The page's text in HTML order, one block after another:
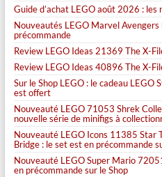
Guide d’achat LEGO août 2026 : les
Nouveautés LEGO Marvel
précommande
Review LEGO Ideas 21369 The X-
Review LEGO Ideas 40896 The X-
Sur le Shop LEGO : le cadeau
est offert
Nouveauté LEGO 71053 Shrek
nouvelle série de minifigs à
Nouveauté LEGO Icons 11385 Star
Bridge : le set est en précommande
Nouveauté LEGO Super Mario
en précommande sur le Shop